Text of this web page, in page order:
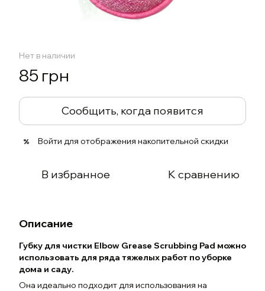
Нет в наличии
85 грн
Сообщить, когда появится
% Войти для отображения накопительной скидки
В избранное К сравнению
Описание
Губку для чистки Elbow Grease Scrubbing Pad можно
использовать для ряда тяжелых работ по уборке
дома и саду.
Она идеально подходит для использования на